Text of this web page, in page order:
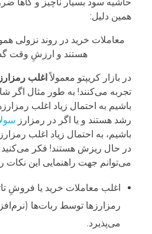
همین دلیل:
معاملات خرید در روند نزولی
هستند و ارزشِ وقت
در بازار کریپتو معمولاًاغلب
تجربه می‌کنند! به طور مثال اگر
باشیم به احتمال زیاد اغلب
رشد هستند و یا اگر در رمزارز
باشیم، به احتمال زیاد اغلب
در حال ریزش هستند! فکر
می‌توانم جهت راهنمایی این نکات
اغلب معاملات خرید یا فروشِ
رمزارزها توسط ربات‌ها
می‌پذیرد.